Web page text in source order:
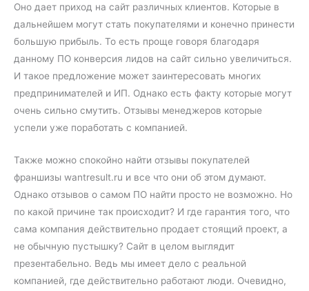
Оно дает приход на сайт различных клиентов. Которые в
дальнейшем могут стать покупателями и конечно принести
большую прибыль. То есть проще говоря благодаря
данному ПО конверсия лидов на сайт сильно увеличиться.
И такое предложение может заинтересовать многих
предпринимателей и ИП. Однако есть факту которые могут
очень сильно смутить. Отзывы менеджеров которые
успели уже поработать с компанией.
Также можно спокойно найти отзывы покупателей
франшизы wantresult.ru и все что они об этом думают.
Однако отзывов о самом ПО найти просто не возможно. Но
по какой причине так происходит? И где гарантия того, что
сама компания действительно продает стоящий проект, а
не обычную пустышку? Сайт в целом выглядит
презентабельно. Ведь мы имеет дело с реальной
компанией, где действительно работают люди. Очевидно,